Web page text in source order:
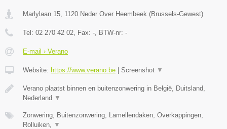
Marlylaan 15 1120 Neder Over Heembeek (Brussels-Gewest)
Tel: 02 270 42 02 , Fax: - , BTW-nr: -
E-mail › Verano
Website: https://www.verano.be | Screenshot ▼
Verano plaatst binnen en buitenzonwering in België, Duitsland,
Nederland ▼
Zonwering, Buitenzonwering, Lamellendaken, Overkappingen,
Rolluiken,
▼